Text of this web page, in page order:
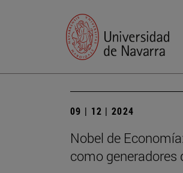
09 | 12 | 2024
Nobel de
como generadores